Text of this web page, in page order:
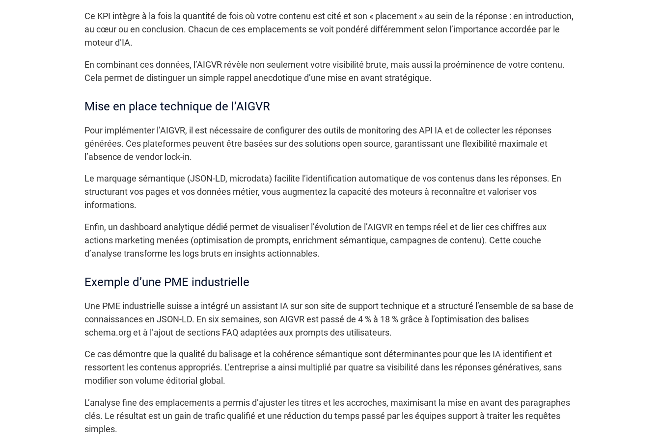
Ce KPI intègre à la fois la quantité de fois où votre contenu est cité et son « placement » au sein de la réponse : en introduction,
au cœur ou en conclusion. Chacun de ces emplacements se voit pondéré différemment selon l’importance accordée par le
moteur d’IA.
En combinant ces données, l’AIGVR révèle non seulement votre visibilité brute, mais aussi la proéminence de votre contenu.
Cela permet de distinguer un simple rappel anecdotique d’une mise en avant stratégique.
Mise en place technique de l’AIGVR
Pour implémenter l’AIGVR, il est nécessaire de configurer des outils de monitoring des API IA et de collecter les réponses
générées. Ces plateformes peuvent être basées sur des solutions open source, garantissant une flexibilité maximale et
l’absence de vendor lock-in.
Le marquage sémantique (JSON-LD, microdata) facilite l’identification automatique de vos contenus dans les réponses. En
structurant vos pages et vos données métier, vous augmentez la capacité des moteurs à reconnaître et valoriser vos
informations.
Enfin, un dashboard analytique dédié permet de visualiser l’évolution de l’AIGVR en temps réel et de lier ces chiffres aux
actions marketing menées (optimisation de prompts, enrichment sémantique, campagnes de contenu). Cette couche
d’analyse transforme les logs bruts en insights actionnables.
Exemple d’une PME industrielle
Une PME industrielle suisse a intégré un assistant IA sur son site de support technique et a structuré l’ensemble de sa base de
connaissances en JSON-LD. En six semaines, son AIGVR est passé de 4 % à 18 % grâce à l’optimisation des balises
schema.org et à l’ajout de sections FAQ adaptées aux prompts des utilisateurs.
Ce cas démontre que la qualité du balisage et la cohérence sémantique sont déterminantes pour que les IA identifient et
ressortent les contenus appropriés. L’entreprise a ainsi multiplié par quatre sa visibilité dans les réponses génératives, sans
modifier son volume éditorial global.
L’analyse fine des emplacements a permis d’ajuster les titres et les accroches, maximisant la mise en avant des paragraphes
clés. Le résultat est un gain de trafic qualifié et une réduction du temps passé par les équipes support à traiter les requêtes
simples.